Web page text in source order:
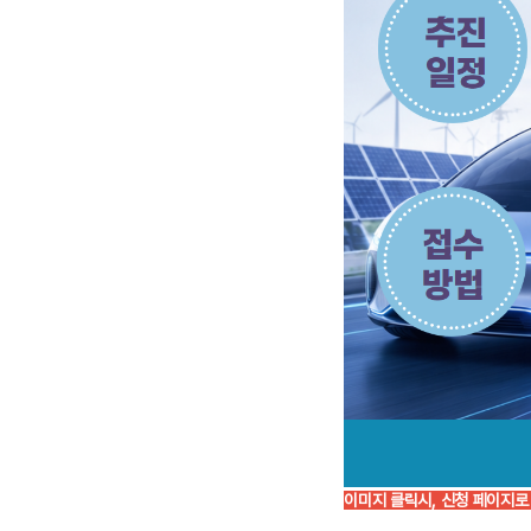
이미지 클릭시, 신청 페이지